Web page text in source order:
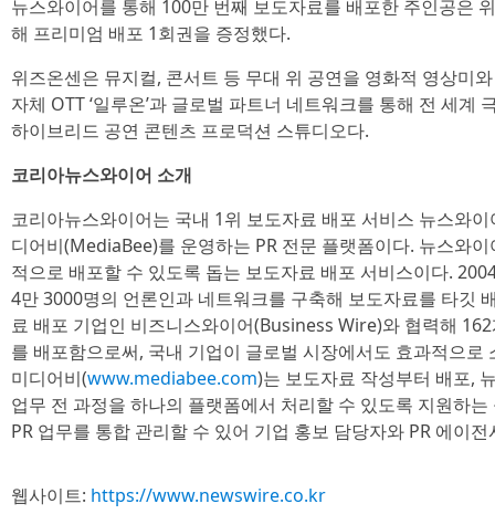
뉴스와이어를 통해 100만 번째 보도자료를 배포한 주인공은
해 프리미엄 배포 1회권을 증정했다.
위즈온센은 뮤지컬, 콘서트 등 무대 위 공연을 영화적 영상미
자체 OTT ‘일루온’과 글로벌 파트너 네트워크를 통해 전 세계
하이브리드 공연 콘텐츠 프로덕션 스튜디오다.
코리아뉴스와이어 소개
코리아뉴스와이어는 국내 1위 보도자료 배포 서비스 뉴스와
디어비(MediaBee)를 운영하는 PR 전문 플랫폼이다. 뉴스와
적으로 배포할 수 있도록 돕는 보도자료 배포 서비스이다.
4만 3000명의 언론인과 네트워크를 구축해 보도자료를 타깃
료 배포 기업인 비즈니스와이어(Business Wire)와 협력해
를 배포함으로써, 국내 기업이 글로벌 시장에서도 효과적으로
미디어비(www.mediabee.com)는 보도자료 작성부터 배포,
업무 전 과정을 하나의 플랫폼에서 처리할 수 있도록 지원하
PR 업무를 통합 관리할 수 있어 기업 홍보 담당자와 PR 에이
웹사이트: https://www.newswire.co.kr